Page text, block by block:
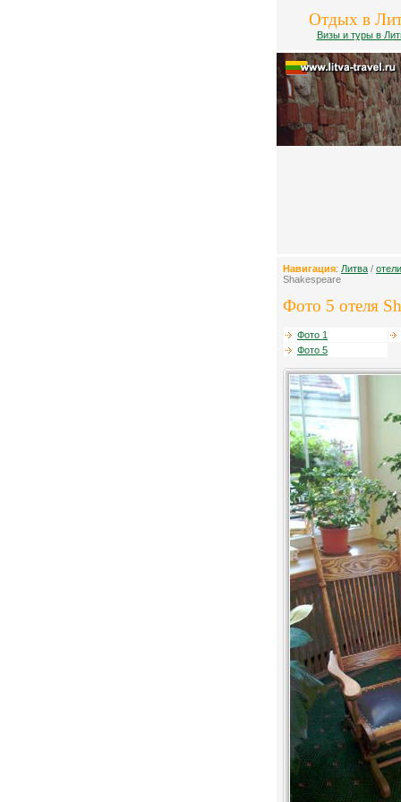
Отдых в
Визы и туры в
Навигация: Литва / отели
Shakespeare
Фото 5 отеля
Фото 1
Фото 5